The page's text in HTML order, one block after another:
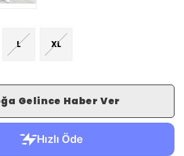
L XL
Gelince Haber Ver